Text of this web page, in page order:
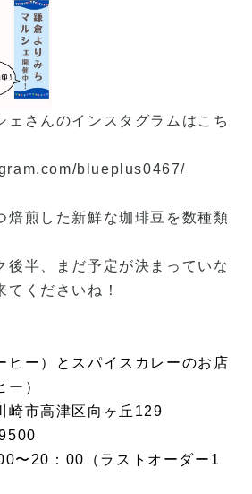
ェさんのインスタグラムはこち
blueplus0467/
焙煎した新鮮な珈琲豆を数種類
後半、まだ予定が決まっていな
てくださいね！
ヒー）とスパイスカレーのお店
ー）
崎市高津区向ヶ丘129
〜20：00（ラストオーダー1